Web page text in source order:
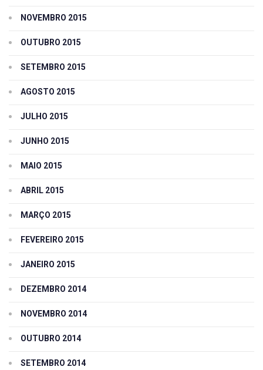
NOVEMBRO 2015
OUTUBRO 2015
SETEMBRO 2015
AGOSTO 2015
JULHO 2015
JUNHO 2015
MAIO 2015
ABRIL 2015
MARÇO 2015
FEVEREIRO 2015
JANEIRO 2015
DEZEMBRO 2014
NOVEMBRO 2014
OUTUBRO 2014
SETEMBRO 2014